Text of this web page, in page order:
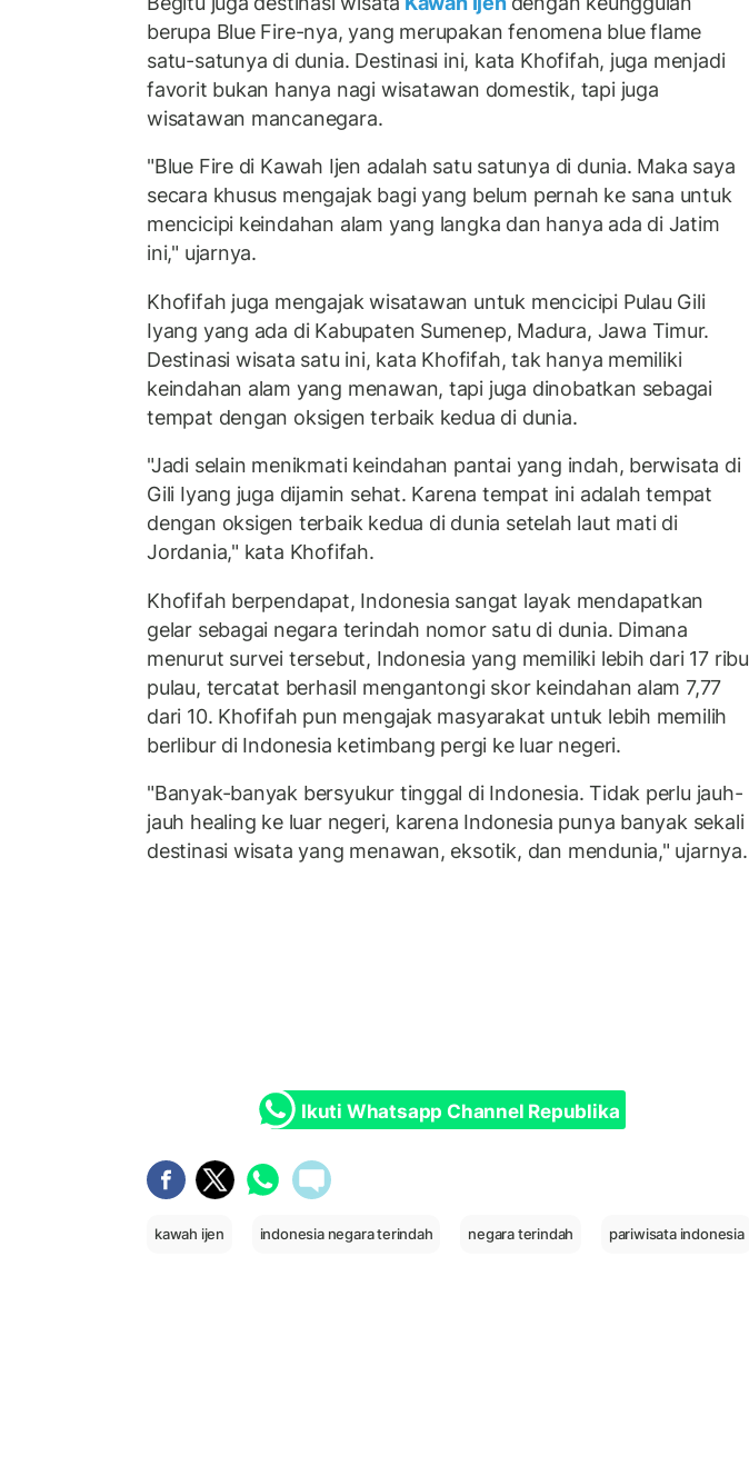
berupa Blue Fire-nya, yang merupakan fenomena blue flame
satu-satunya di dunia. Destinasi ini, kata Khofifah, juga menjadi
favorit bukan hanya nagi wisatawan domestik, tapi juga
wisatawan mancanegara.
"Blue Fire di Kawah Ijen adalah satu satunya di dunia. Maka saya
secara khusus mengajak bagi yang belum pernah ke sana untuk
mencicipi keindahan alam yang langka dan hanya ada di Jatim
ini," ujarnya.
Khofifah juga mengajak wisatawan untuk mencicipi Pulau Gili
Iyang yang ada di Kabupaten Sumenep, Madura, Jawa Timur.
Destinasi wisata satu ini, kata Khofifah, tak hanya memiliki
keindahan alam yang menawan, tapi juga dinobatkan sebagai
tempat dengan oksigen terbaik kedua di dunia.
"Jadi selain menikmati keindahan pantai yang indah, berwisata di
Gili Iyang juga dijamin sehat. Karena tempat ini adalah tempat
dengan oksigen terbaik kedua di dunia setelah laut mati di
Jordania," kata Khofifah.
Khofifah berpendapat, Indonesia sangat layak mendapatkan
gelar sebagai negara terindah nomor satu di dunia. Dimana
menurut survei tersebut, Indonesia yang memiliki lebih dari 17 ribu
pulau, tercatat berhasil mengantongi skor keindahan alam 7,77
dari 10. Khofifah pun mengajak masyarakat untuk lebih memilih
berlibur di Indonesia ketimbang pergi ke luar negeri.
"Banyak-banyak bersyukur tinggal di Indonesia. Tidak perlu jauh-
jauh healing ke luar negeri, karena Indonesia punya banyak sekali
destinasi wisata yang menawan, eksotik, dan mendunia," ujarnya.
Ikuti Whatsapp Channel Republika
kawah ijen indonesia negara terindah negara terindah pariwisata indonesia